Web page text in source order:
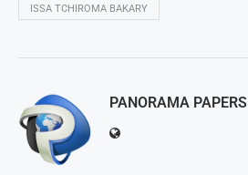
ISSA TCHIROMA BAKARY
PANORAMA PAPERS